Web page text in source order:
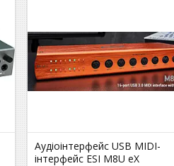
Аудіоінтерфейс USB MIDI-
інтерфейс ESI M8U eX